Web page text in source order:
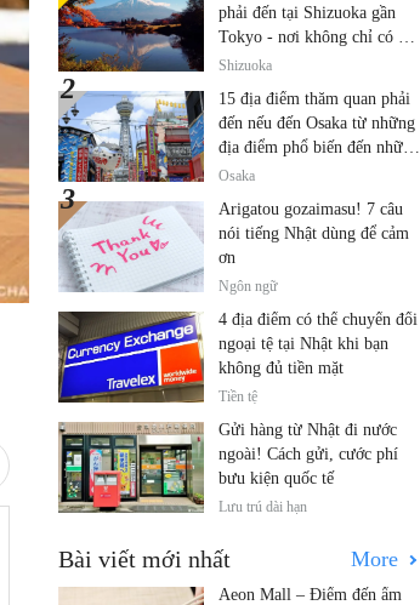
phải đến tại Shizuoka gần
Tokyo - nơi không chỉ có núi
Phú Sĩ và trà!
Shizuoka
15 địa điểm thăm quan phải
đến nếu đến Osaka từ những
địa điểm phổ biến đến những
địa điểm ít được biết đến
Osaka
Arigatou gozaimasu! 7 câu
nói tiếng Nhật dùng để cảm
ơn
Ngôn ngữ
4 địa điểm có thể chuyển đổi
ngoại tệ tại Nhật khi bạn
không đủ tiền mặt
Tiền tệ
Gửi hàng từ Nhật đi nước
ngoài! Cách gửi, cước phí
bưu kiện quốc tế
Lưu trú dài hạn
Bài viết mới nhất More
Aeon Mall – Điểm đến ẩm